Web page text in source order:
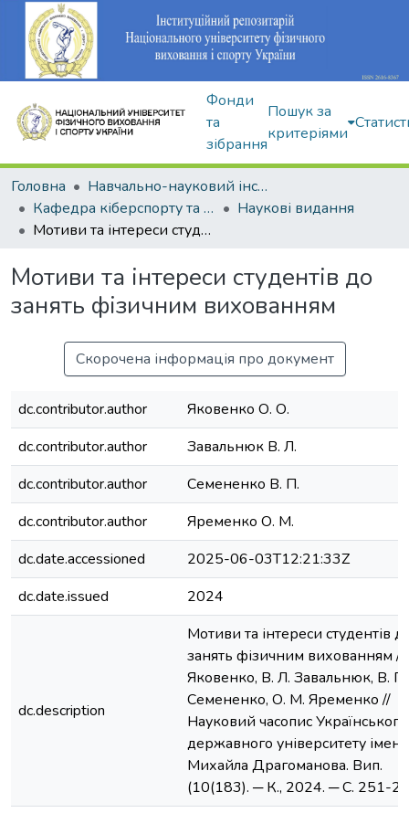
Фонди
та
зібрання
Пошук за
критеріями
Головна
Навчально-науковий інститут здоров'я, реабілітації та фізичного виховання
Кафедра кіберспорту та інформаційних технологій
Наукові видання
Мотиви та інтереси студентів до занять фізичним вихованням
Мотиви та інтереси студентів до
занять фізичним вихованням
Скорочена інформація про документ
dc.contributor.author
Яковенко О. О.
dc.contributor.author
Завальнюк В. Л.
dc.contributor.author
Семененко В. П.
dc.contributor.author
Яременко О. М.
dc.date.accessioned
2025-06-03T12:21:33Z
dc.date.issued
2024
dc.description
Мотиви та інтереси студентів
занять фізичним вихованням /
Яковенко, В. Л. Завальнюк, В. П.
Семененко, О. М. Яременко //
Науковий часопис Українського
державного університету імені
Михайла Драгоманова. Вип.
(10(183). ─ К., 2024. ─ С. 251-